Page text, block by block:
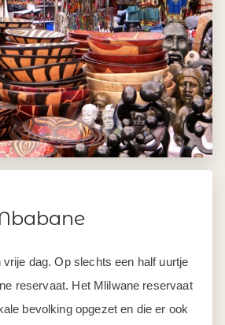
vrije dag. Op slechts een half uurtje
reservaat. Het Mlilwane reservaat
bevolking opgezet en die er ook